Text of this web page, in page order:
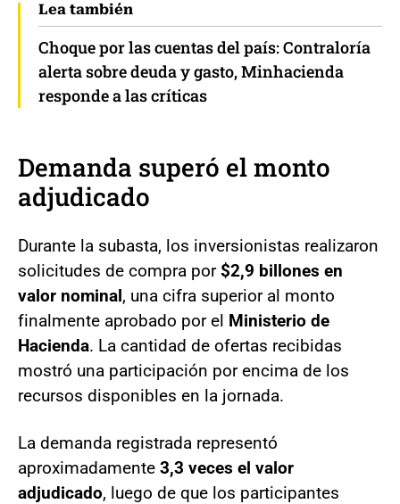
Lea también
Choque por las cuentas del país: Contraloría
alerta sobre deuda y gasto, Minhacienda
responde a las críticas
Demanda superó el monto
adjudicado
Durante la subasta, los inversionistas realizaron
solicitudes de compra por$2,9 billones en
valor nominal, una cifra superior al monto
finalmente aprobado por el Ministerio de
Hacienda. La cantidad de ofertas recibidas
mostró una participación por encima de los
recursos disponibles en la jornada.
La demanda registrada representó
aproximadamente 3,3 veces el valor
adjudicado, luego de que los participantes